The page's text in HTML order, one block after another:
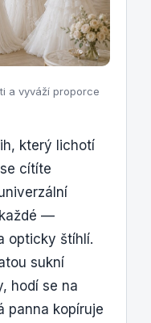
a vyváží proporce
který lichotí
cítíte
—
opticky štíhlí.
sukní
hodí se na
panna kopíruje